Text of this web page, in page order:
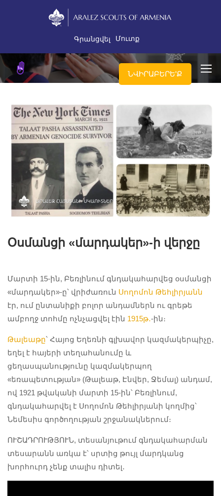
Գրանցվել Մուտք
ՆՎԻՐԱԲԵՐԵ'Ք
Օսմանցի «մարդակեր»-ի վերջը
Մարտի 15-ին, Բեռլինում գնդակահարվեց օսմանցի
«մարդակեր»-ը՝ վրիժառուն Սողոմոն Թեհլիրյանն
էր, ում ընտանիքի բոլոր անդամներն ու գրեթե
ամբողջ տոհմը ոչնչացվել էին 1915թ․-ին։
Թալեաթը՝ Հայոց Եղեռնի գլխավոր կազմակերպիչը,
եղել է հայերի տեղահանումը և
ցեղասպանությունը կազմակերպող
«եռապետության» (Թալեաթ, Էնվեր, Ջեմալ) անդամ,
ով 1921 թվականի մարտի 15-ին՝ Բեռլինում,
գնդակահարվել է Սողոմոն Թեհլիրյանի կողմից՝
Նեմեսիս գործողության շրջանակներում։
ՈՒՇԱԴՐՈՒԹՅՈՒՆ, տեսանյութում գնդակահարման
տեսարանն առկա է՝ սրտից թույլ մարդկանց
խորհուրդ չենք տալիս դիտել․